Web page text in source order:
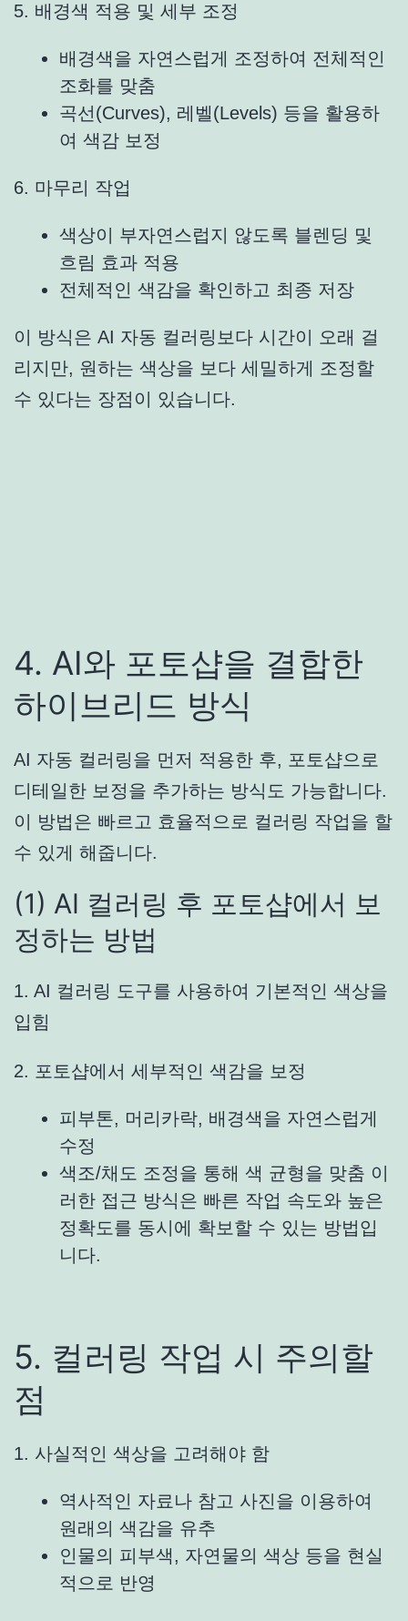
5. 배경색 적용 및 세부 조정
배경색을 자연스럽게 조정하여 전체적인
조화를 맞춤
곡선(Curves), 레벨(Levels) 등을 활용하
여 색감 보정
6. 마무리 작업
색상이 부자연스럽지 않도록 블렌딩 및
흐림 효과 적용
전체적인 색감을 확인하고 최종 저장
이 방식은 AI 자동 컬러링보다 시간이 오래 걸
리지만, 원하는 색상을 보다 세밀하게 조정할
수 있다는 장점이 있습니다.
4. AI와 포토샵을 결합한
하이브리드 방식
AI 자동 컬러링을 먼저 적용한 후, 포토샵으로
디테일한 보정을 추가하는 방식도 가능합니다.
이 방법은 빠르고 효율적으로 컬러링 작업을 할
수 있게 해줍니다.
(1) AI 컬러링 후 포토샵에서 보
정하는 방법
1. AI 컬러링 도구를 사용하여 기본적인 색상을
입힘
2. 포토샵에서 세부적인 색감을 보정
피부톤, 머리카락, 배경색을 자연스럽게
수정
색조/채도 조정을 통해 색 균형을 맞춤 이
러한 접근 방식은 빠른 작업 속도와 높은
정확도를 동시에 확보할 수 있는 방법입
니다.
5. 컬러링 작업 시 주의할
점
1. 사실적인 색상을 고려해야 함
역사적인 자료나 참고 사진을 이용하여
원래의 색감을 유추
인물의 피부색, 자연물의 색상 등을 현실
적으로 반영